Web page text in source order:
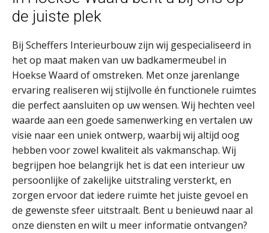
de juiste plek
Bij Scheffers Interieurbouw zijn wij gespecialiseerd in
het op maat maken van uw badkamermeubel in
Hoekse Waard of omstreken. Met onze jarenlange
ervaring realiseren wij stijlvolle én functionele ruimtes
die perfect aansluiten op uw wensen. Wij hechten veel
waarde aan een goede samenwerking en vertalen uw
visie naar een uniek ontwerp, waarbij wij altijd oog
hebben voor zowel kwaliteit als vakmanschap. Wij
begrijpen hoe belangrijk het is dat een interieur uw
persoonlijke of zakelijke uitstraling versterkt, en
zorgen ervoor dat iedere ruimte het juiste gevoel en
de gewenste sfeer uitstraalt. Bent u benieuwd naar al
onze diensten en wilt u meer informatie ontvangen?